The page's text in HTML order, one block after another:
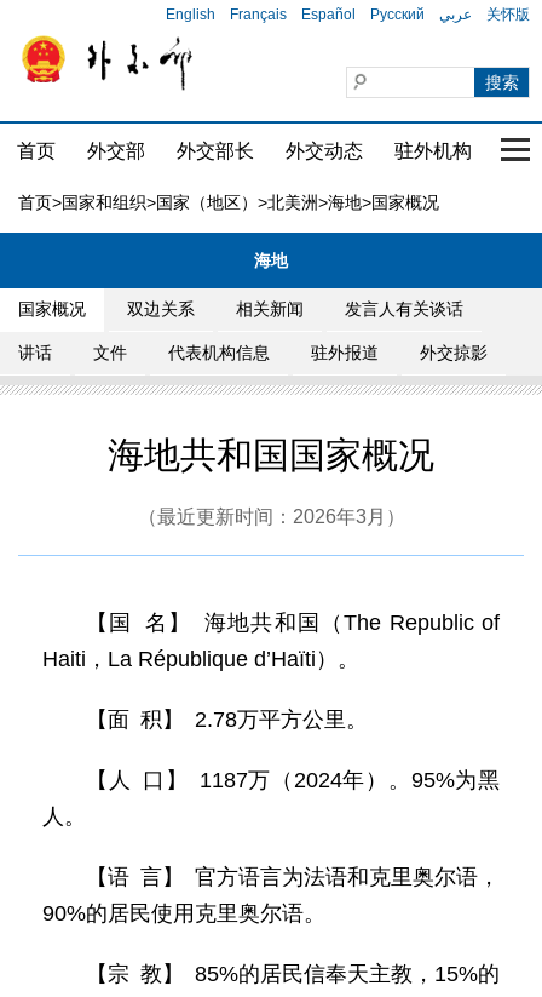
English Français Español Русский عربي 关怀版
首页 外交部 外交部长 外交动态 驻外机构 国
首页>国家和组织>国家（地区） >北美洲>海地>国家概况
海地
国家概况 双边关系 相关新闻 发言人有关谈话
讲话 文件 代表机构信息 驻外报道 外交掠影
海地共和国国家概况
（最近更新时间：2026年3月）
【国 名】 海地共和国（The Republic of
Haiti，La République d’Haïti）。
【面 积】 2.78万平方公里。
【人 口】 1187万（2024年）。95%为黑
人。
【语 言】 官方语言为法语和克里奥尔语，
90%的居民使用克里奥尔语。
【宗 教】 85%的居民信奉天主教，15%的